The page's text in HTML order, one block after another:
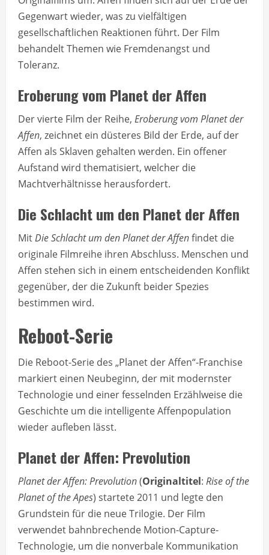
Gegenwart wieder, was zu vielfältigen
gesellschaftlichen Reaktionen führt. Der Film
behandelt Themen wie Fremdenangst und
Toleranz.
Eroberung vom Planet der Affen
Der vierte Film der Reihe, Eroberung vom Planet der
Affen, zeichnet ein düsteres Bild der Erde, auf der
Affen als Sklaven gehalten werden. Ein offener
Aufstand wird thematisiert, welcher die
Machtverhältnisse herausfordert.
Die Schlacht um den Planet der Affen
MitDie Schlacht um den Planet der Affenfindet die
originale Filmreihe ihren Abschluss. Menschen und
Affen stehen sich in einem entscheidenden Konflikt
gegenüber, der die Zukunft beider Spezies
bestimmen wird.
Reboot-Serie
Die Reboot-Serie des „Planet der Affen“-Franchise
markiert einen Neubeginn, der mit modernster
Technologie und einer fesselnden Erzählweise die
Geschichte um die intelligente Affenpopulation
wieder aufleben lässt.
Planet der Affen: Prevolution
Planet der Affen: Prevolution(Originaltitel: Rise of the
Planet of the Apes) startete 2011 und legte den
Grundstein für die neue Trilogie. Der Film
verwendet bahnbrechende Motion-Capture-
Technologie, um die nonverbale Kommunikation